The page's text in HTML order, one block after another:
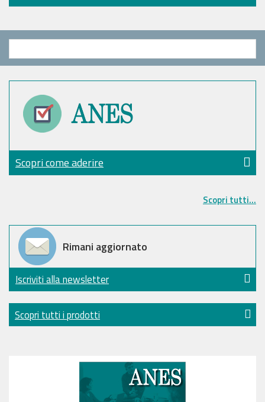
Scopri come aderire
Scopri tutti...
Rimani aggiornato
Iscriviti alla newsletter
Scopri tutti i prodotti